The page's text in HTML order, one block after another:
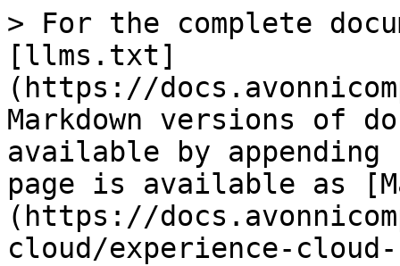
> For the complete
[llms.txt]
(https://
Markdown versions of
available by
page is available as
(https://
cloud/experience-cloud-